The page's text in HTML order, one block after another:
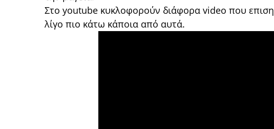
Στο youtube κυκλοφορούν διάφορα video που
λίγο πιο κάτω κάποια από αυτά.